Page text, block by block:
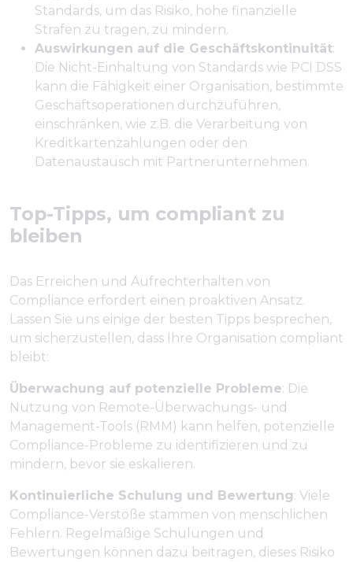
Standards, um das Risiko, hohe finanzielle
Strafen zu tragen, zu mindern.
Auswirkungen auf die Geschäftskontinuität:
Die Nicht-Einhaltung von Standards wie PCI DSS
kann die Fähigkeit einer Organisation, bestimmte
Geschäftsoperationen durchzuführen,
einschränken, wie z.B. die Verarbeitung von
Kreditkartenzahlungen oder den
Datenaustausch mit Partnerunternehmen.
Top-Tipps, um compliant zu
bleiben
Das Erreichen und Aufrechterhalten von
Compliance erfordert einen proaktiven Ansatz.
Lassen Sie uns einige der besten Tipps besprechen,
um sicherzustellen, dass Ihre Organisation compliant
bleibt:
Überwachung auf potenzielle Probleme: Die
Nutzung von Remote-Überwachungs- und
Management-Tools (RMM) kann helfen, potenzielle
Compliance-Probleme zu identifizieren und zu
mindern, bevor sie eskalieren.
Kontinuierliche Schulung und Bewertung: Viele
Compliance-Verstöße stammen von menschlichen
Fehlern. Regelmäßige Schulungen und
Bewertungen können dazu beitragen, dieses Risiko